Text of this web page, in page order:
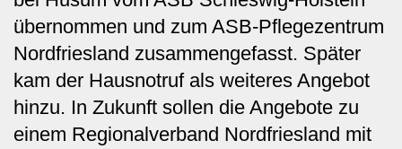
übernommen und zum ASB-Pflegezentrum
Nordfriesland zusammengefasst. Später
kam der Hausnotruf als weiteres Angebot
hinzu. In Zukunft sollen die Angebote zu
einem Regionalverband Nordfriesland mit